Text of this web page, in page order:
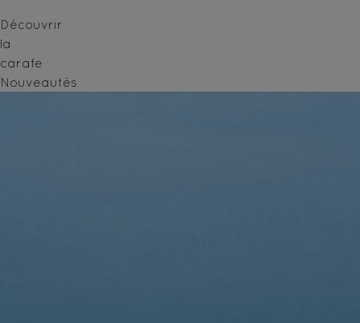
Découvrir
la
carafe
Nouveautés